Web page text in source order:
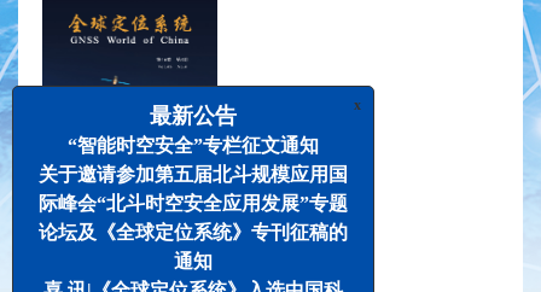
2021-04期封三
2021, 46(4): 1-1.
x
最新公告
“智能时空安全”专栏征文通知
关于邀请参加第五届北斗规模应用国
际峰会“北斗时空安全应用发展”专题
论坛及《全球定位系统》专刊征稿的
通知